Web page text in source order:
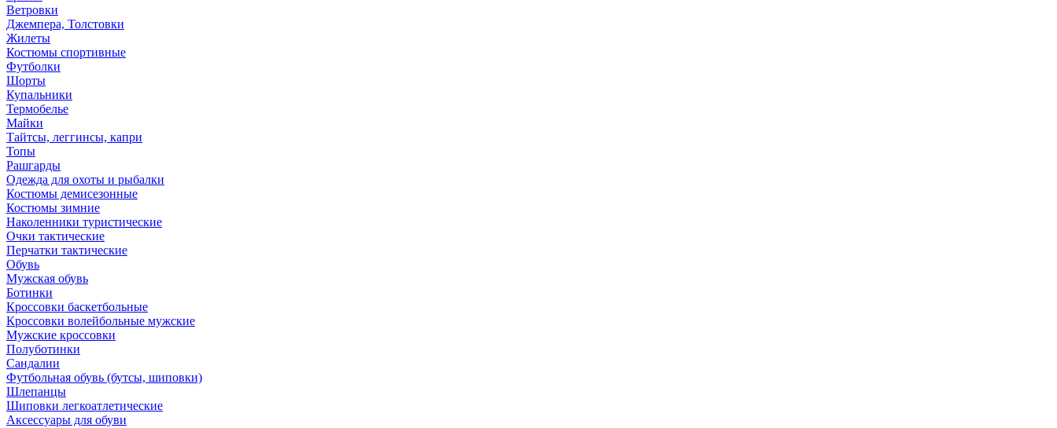
Ветровки
Джемпера, Толстовки
Жилеты
Костюмы спортивные
Футболки
Шорты
Купальники
Термобелье
Майки
Тайтсы, леггинсы, капри
Топы
Рашгарды
Одежда для охоты и рыбалки
Костюмы демисезонные
Костюмы зимние
Наколенники туристические
Очки тактические
Перчатки тактические
Обувь
Мужская обувь
Ботинки
Кроссовки баскетбольные
Кроссовки волейбольные мужские
Мужские кроссовки
Полуботинки
Сандалии
Футбольная обувь (бутсы, шиповки)
Шлепанцы
Шиповки легкоатлетические
Аксессуары для обуви